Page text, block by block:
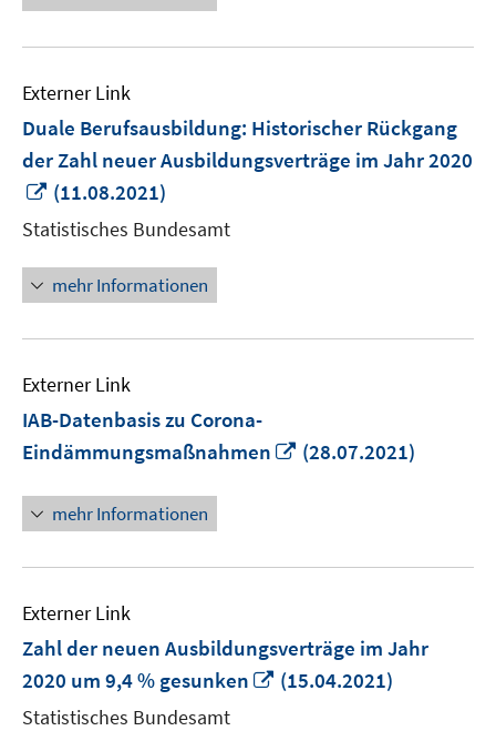
Externer Link
Duale Berufsausbildung: Historischer Rückgang
der Zahl neuer Ausbildungsverträge im Jahr 2020
In
neuem
Fenster
öffnen
(11.08.2021)
Statistisches Bundesamt
mehr Informationen
Externer Link
IAB-Datenbasis zu Corona-
Eindämmungsmaßnahmen
In
(28.07.2021)
mehr Informationen
Externer Link
Zahl der neuen Ausbildungsverträge im Jahr
2020 um 9,4 % gesunken
In
(15.04.2021)
Statistisches Bundesamt